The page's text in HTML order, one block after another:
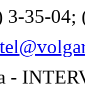
3-35-04;
-